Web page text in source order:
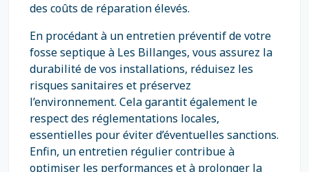
des coûts de réparation élevés.
En procédant à un entretien préventif de votre
fosse septique à Les Billanges, vous assurez la
durabilité de vos installations, réduisez les
risques sanitaires et préservez
l’environnement. Cela garantit également le
respect des réglementations locales,
essentielles pour éviter d’éventuelles sanctions.
Enfin, un entretien régulier contribue à
optimiser les performances et à prolonger la